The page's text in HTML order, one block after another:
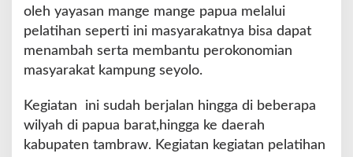
oleh yayasan mange mange papua melalui
pelatihan seperti ini masyarakatnya bisa dapat
menambah serta membantu perokonomian
masyarakat kampung seyolo.
Kegiatan ini sudah berjalan hingga di beberapa
wilyah di papua barat,hingga ke daerah
kabupaten tambraw. Kegiatan kegiatan pelatihan